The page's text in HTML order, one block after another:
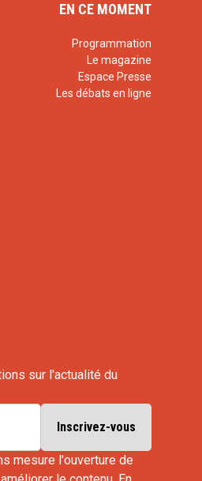
EN CE MOMENT
Programmation
Le magazine
Espace Presse
Les débats en ligne
sur l'actualité du
mesure l'ouverture de